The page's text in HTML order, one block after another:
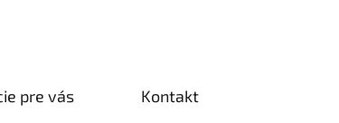
pre vás Kontakt